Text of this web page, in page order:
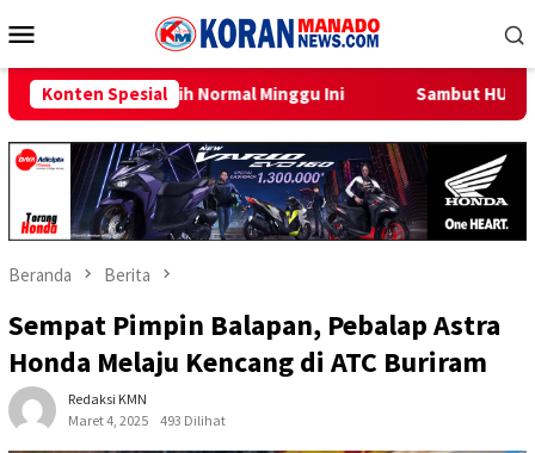
ke
Mobile
Konten Spesial
Minggu Ini Sambut HUT RI ke-81, PLN Dorong
Beranda Berita
Sempat Pimpin Balapan, Pebalap Astra
Honda Melaju Kencang di ATC Buriram
Redaksi KMN
Maret 4, 2025
493 Dilihat